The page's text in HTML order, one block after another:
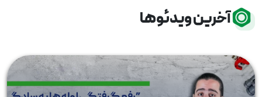
آخرین ویدئوها